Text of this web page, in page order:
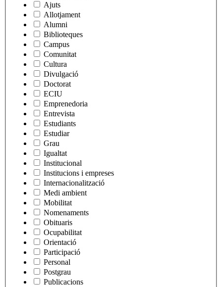
Ajuts
Allotjament
Alumni
Biblioteques
Campus
Comunitat
Cultura
Divulgació
Doctorat
ECIU
Emprenedoria
Entrevista
Estudiants
Estudiar
Grau
Igualtat
Institucional
Institucions i empreses
Internacionalització
Medi ambient
Mobilitat
Nomenaments
Obituaris
Ocupabilitat
Orientació
Participació
Personal
Postgrau
Publicacions